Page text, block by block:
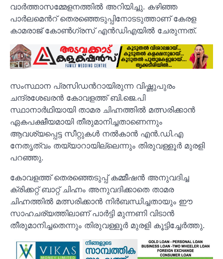
വാര്‍ത്താസമ്മേളനത്തില്‍ അറിയിച്ചു. കഴിഞ്ഞ
പാര്‍ലമെന്‍റ് തെരഞ്ഞെടുപ്പിനോടടുത്താണ് കേരള
കാമരാജ് കോണ്‍ഗ്രസ് എന്‍ഡിഎയില്‍ ചേരുന്നത്.
സംസ്ഥാന പ്രസിഡന്‍റായിരുന്ന വിഷ്ണുപുരം
ചന്ദ്രശേഖരന്‍ കോവളത്ത് ബി.ജെ.പി
സ്ഥാനാര്‍ഥിയായി താമര ചിഹ്നത്തില്‍ മത്സരിക്കാന്‍
ഏകപക്ഷീയമായി തീരുമാനിച്ചതാണെന്നും
ആവശ്യപ്പെട്ട സീറ്റുകള്‍ നല്‍കാന്‍ എന്‍.ഡി.എ
നേതൃത്വം തയ്യാറായില്ലെന്നും തിരുവള്ളൂര്‍ മുരളി
പറഞ്ഞു.
കോവളത്ത് തെരഞ്ഞെടുപ്പ് കമ്മീഷന്‍ അനുവദിച്ച
ക്രിക്കറ്റ് ബാറ്റ് ചിഹ്നം അനുവദിക്കാതെ താമര
ചിഹ്നത്തില്‍ മത്സരിക്കാന്‍ നിര്‍ബന്ധിച്ചതായും ഈ
സാഹചര്യത്തിലാണ് പാര്‍ട്ടി മുന്നണി വിടാന്‍
തീരുമാനിച്ചതെന്നും തിരുവള്ളൂര്‍ മുരളി കൂട്ടിച്ചേര്‍ത്തു.